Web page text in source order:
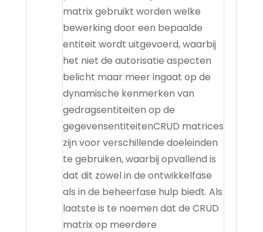
matrix gebruikt worden welke
bewerking door een bepaalde
entiteit wordt uitgevoerd, waarbij
het niet de autorisatie aspecten
belicht maar meer ingaat op de
dynamische kenmerken van
gedragsentiteiten op de
gegevensentiteitenCRUD matrices
zijn voor verschillende doeleinden
te gebruiken, waarbij opvallend is
dat dit zowel in de ontwikkelfase
als in de beheerfase hulp biedt. Als
laatste is te noemen dat de CRUD
matrix op meerdere